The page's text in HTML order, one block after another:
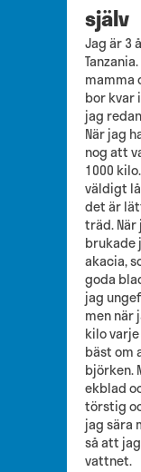
själv
Jag är 3
mamma
bor kvar
jag
När jag
nog att
1000
väldigt
det är
träd. När
brukade
akacia,
goda
jag
men när
kilo
bäst om
björken.
ekblad
törstig
jag sära
så att
vattnet.